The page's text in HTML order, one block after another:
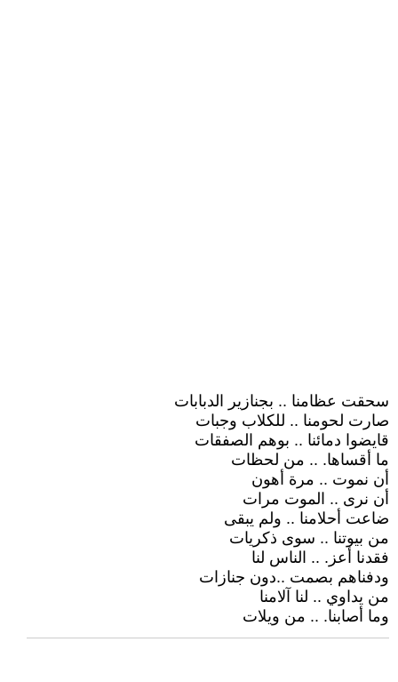
سحقت عظامنا .. بجنازير الدبابات
صارت لحومنا .. للكلاب وجبات
قايضوا دمائنا .. بوهم الصفقات
ما أقساها. .. من لحظات
أن نموت .. مرة أهون
أن نرى .. الموت مرات
ضاعت أحلامنا .. ولم يبقى
من بيوتنا .. سوى ذكريات
فقدنا أعز. .. الناس لنا
ودفناهم بصمت ..دون جنازات
من يداوي .. لنا آلامنا
وما أصابنا. .. من ويلات